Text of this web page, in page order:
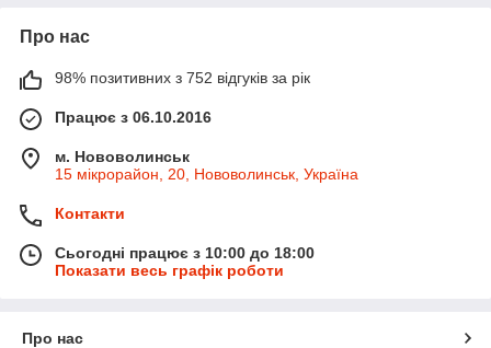
Про нас
98% позитивних з 752 відгуків за рік
Працює з 06.10.2016
м. Нововолинськ
15 мікрорайон, 20, Нововолинськ, Україна
Контакти
Сьогодні працює з 10:00 до 18:00
Показати весь графік роботи
Про нас